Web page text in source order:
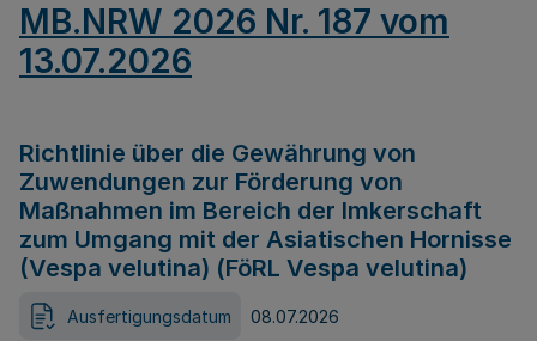
MB.NRW 2026 Nr. 187 vom
13.07.2026
Richtlinie über die Gewährung von
Zuwendungen zur Förderung von
Maßnahmen im Bereich der Imkerschaft
zum Umgang mit der Asiatischen Hornisse
(Vespa velutina) (FöRL Vespa velutina)
Ausfertigungsdatum 08.07.2026